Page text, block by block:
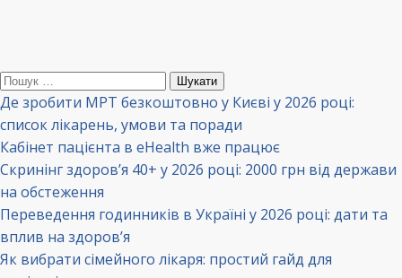
Пошук:
Де зробити МРТ безкоштовно у Києві у 2026 році:
список лікарень, умови та поради
Кабінет пацієнта в eHealth вже працює
Скринінг здоров’я 40+ у 2026 році: 2000 грн від держави
на обстеження
Переведення годинників в Україні у 2026 році: дати та
вплив на здоров’я
Як вибрати сімейного лікаря: простий гайд для